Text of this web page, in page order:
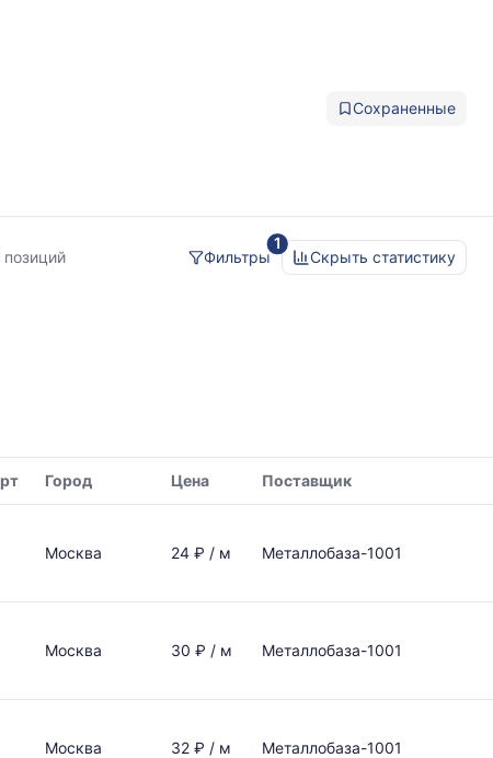
Сохраненные
1
Фильтры
Скрыть статистику
Город Цена Поставщик
Москва 24 ₽ / м Металлобаза-1001
Москва 30 ₽ / м Металлобаза-1001
Москва 32 ₽ / м Металлобаза-1001